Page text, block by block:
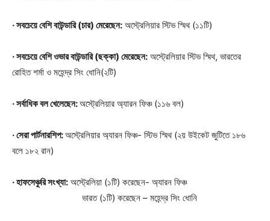
· সবচেয়ে বেশি বাউন্ডারি (চার) মেরেছেন: অস্ট্রেলিয়ার স্টিভ স্মিথ (১১টি)
· সবচেয়ে বেশি ওভার বাউন্ডারি (ছক্কা) মেরেছেন: অস্ট্রেলিয়ার স্টিভ স্মিথ, ভারতের
রোহিত শর্মা ও মহেন্দ্র সিং ধোনি(২টি)
· সর্বাধিক বল খেলেছেন:অস্ট্রেলিয়ার অ্যারন ফিঞ্চ (১১৬ বল)
· সেরা পার্টনারশিপ:অস্ট্রেলিয়ার অ্যারন ফিঞ্চ- স্টিভ স্মিথ (২য় উইকেট জুটিতে ১৮৬
বলে ১৮২ রান)
· হাফসেঞ্চুরি সংখ্যা: অস্ট্রেলিয়া (১টি) করেছেন- অ্যারন ফিঞ্চ
ভারত (১টি) করেছেন – মহেন্দ্র সিং ধোনি